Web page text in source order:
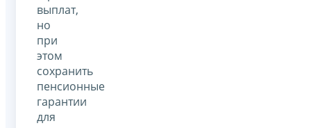
выплат,
но
при
этом
сохранить
пенсионные
гарантии
для